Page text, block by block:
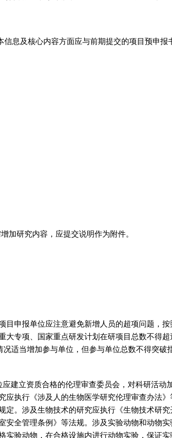
息及核心内容方面应与前期提交的项目预申报
加研究内容，应提交说明作为附件。
目申报单位应注意避免新增人员的超项问题，按
专项、国家重点研发计划在研项目总数不得超
适当增加参与单位，但参与单位总数不得突破
建立资质合格的伦理审查委员会，对科研活动
执行《涉及人的生物医学研究伦理审查办法》
定。涉及生物技术的研究应执行《生物技术研究
安全管理条例》等法规。涉及实验动物和动物实
实验动物，在合格设施内进行动物实验，保证实